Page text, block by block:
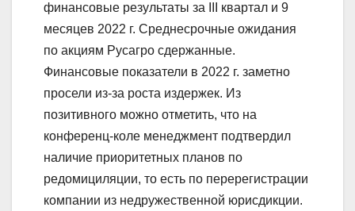
финансовые результаты за III квартал и 9
месяцев 2022 г. Среднесрочные ожидания
по акциям Русагро сдержанные.
Финансовые показатели в 2022 г. заметно
просели из-за роста издержек. Из
позитивного можно отметить, что на
конференц-коле менеджмент подтвердил
наличие приоритетных планов по
редомициляции, то есть по перерегистрации
компании из недружественной юрисдикции.